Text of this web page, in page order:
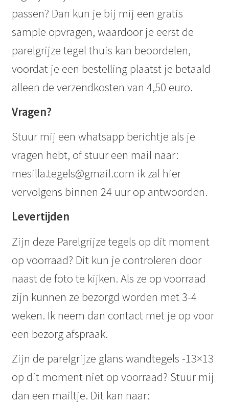
passen? Dan kun je bij mij een gratis
sample opvragen, waardoor je eerst de
parelgrijze tegel thuis kan beoordelen,
voordat je een bestelling plaatst je betaald
alleen de verzendkosten van 4,50 euro.
Vragen?
Stuur mij een whatsapp berichtje als je
vragen hebt, of stuur een mail naar:
mesilla.tegels@gmail.com ik zal hier
vervolgens binnen 24 uur op antwoorden.
Levertijden
Zijn deze Parelgrijze tegels op dit moment
op voorraad? Dit kun je controleren door
naast de foto te kijken. Als ze op voorraad
zijn kunnen ze bezorgd worden met 3-4
weken. Ik neem dan contact met je op voor
een bezorg afspraak.
Zijn de parelgrijze glans wandtegels -13×13
op dit moment niet op voorraad? Stuur mij
dan een mailtje. Dit kan naar: